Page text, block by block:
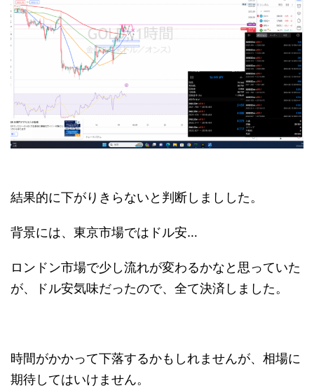
結果的に下がりきらないと判断しましした。
背景には、東京市場ではドル安…
ロンドン市場で少し流れが変わるかなと思っていた
が、ドル安気味だったので、全て決済しました。
時間がかかって下落するかもしれませんが、相場に
期待してはいけません。